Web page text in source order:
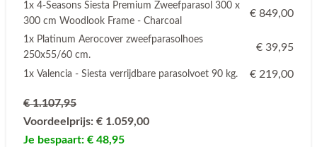
1x 4-Seasons Siesta Premium Zweefparasol 300 x
300 cm Woodlook Frame - Charcoal
€ 849,00
1x Platinum Aerocover zweefparasolhoes
250x55/60 cm.
€ 39,95
1x Valencia - Siesta verrijdbare parasolvoet 90 kg. € 219,00
€ 1.107,95
Voordeelprijs: € 1.059,00
Je bespaart: € 48,95